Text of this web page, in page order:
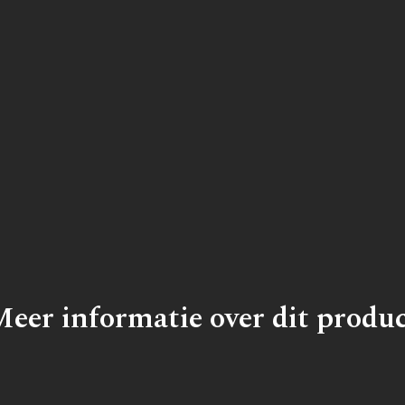
informatie over dit